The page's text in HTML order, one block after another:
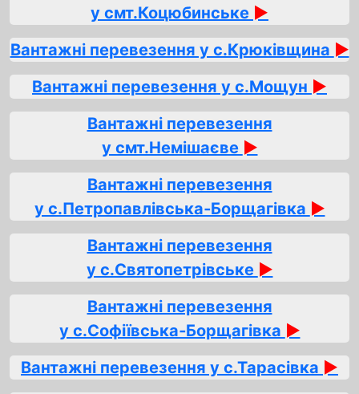
у смт.Коцюбинське ►
Вантажні перевезення у с.Крюківщина ►
Вантажні перевезення у с.Мощун ►
Вантажні перевезення
у смт.Немішаєве ►
Вантажні перевезення
у с.Петропавлівська‑Борщагівка ►
Вантажні перевезення
у с.Святопетрівське ►
Вантажні перевезення
у с.Софіївська‑Борщагівка ►
Вантажні перевезення у с.Тарасівка ►